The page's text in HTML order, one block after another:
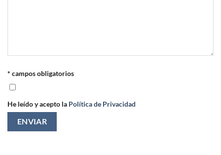
* campos obligatorios
He leído y acepto la Política de Privacidad